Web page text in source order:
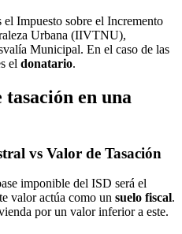
Impuesto sobre el Incremento
Urbana (IIVTNU),
Municipal. En el caso de las
el donatario.
en una
vs Valor de Tasación
imponible del ISD será el
valor actúa como un suelo fiscal.
por un valor inferior a este.